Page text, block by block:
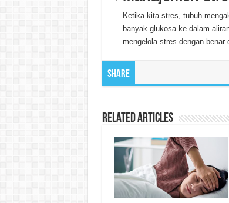
Ketika kita stres, tubuh
banyak glukosa ke dalam
mengelola stres dengan benar
Share
Related Articles